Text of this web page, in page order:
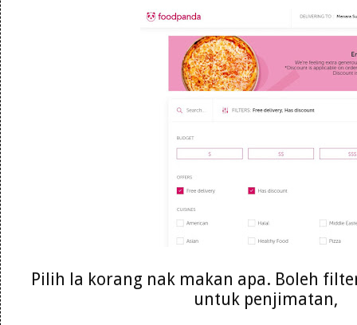
Pilih la korang nak makan apa. Boleh
untuk penjimatan,